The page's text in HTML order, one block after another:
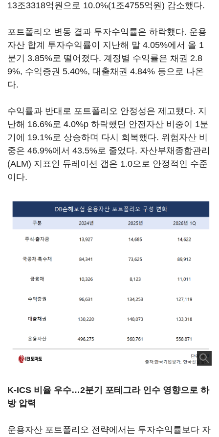
13조3318억원으로 10.0%(1조4755억원) 감소했다.
포트폴리오 변동 결과 투자수익률은 하락했다. 운용
자산 합계 투자수익률이 지난해 말 4.05%에서 올 1
분기 3.85%로 떨어졌다. 계정별 수익률은 채권 2.8
9%, 수익증권 5.40%, 대출채권 4.84% 등으로 나온
다.
수익률과 반대로 포트폴리오 안정성은 제고됐다. 지
난해 16.6%로 4.0%p 하락했던 안전자산 비중이 1분
기에 19.1%로 상승하며 다시 회복했다. 위험자산 비
중은 46.9%에서 43.5%로 줄었다. 자산부채종합관리
(ALM) 지표인 듀레이션 갭은 1.0으로 안정적인 수준
이다.
K-ICS 비율 우수…2분기 포테그라 인수 영향으로 하
방 압력
운용자산 포트폴리오 전략에서는 투자수익률보다 자